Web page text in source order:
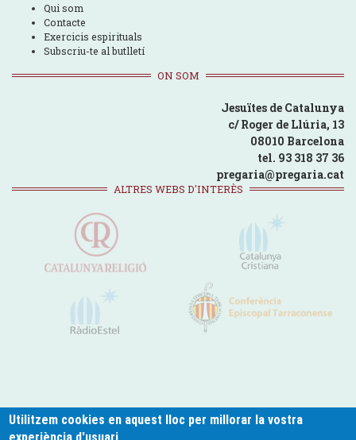
Qui som
Contacte
Exercicis espirituals
Subscriu-te al butlletí
ON SOM
Jesuïtes de Catalunya
c/ Roger de Llúria, 13
08010 Barcelona
tel. 93 318 37 36
pregaria@pregaria.cat
ALTRES WEBS D'INTERÈS
Utilitzem cookies en aquest lloc per millorar la vostra